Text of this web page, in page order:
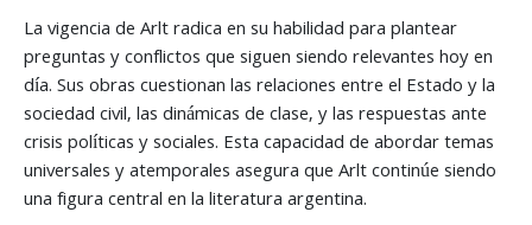
La vigencia de Arlt radica en su habilidad para plantear
preguntas y conflictos que siguen siendo relevantes hoy en
día. Sus obras cuestionan las relaciones entre el Estado y la
sociedad civil, las dinámicas de clase, y las respuestas ante
crisis políticas y sociales. Esta capacidad de abordar temas
universales y atemporales asegura que Arlt continúe siendo
una figura central en la literatura argentina.